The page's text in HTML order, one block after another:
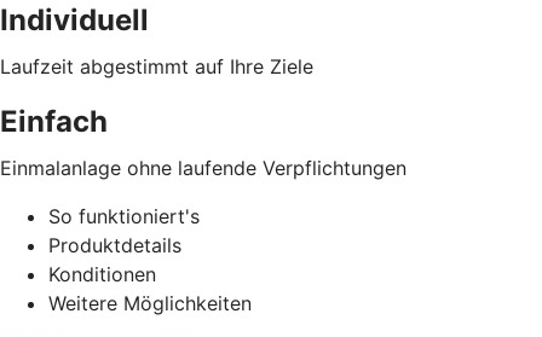
Individuell
Laufzeit abgestimmt auf Ihre Ziele
Einfach
Einmalanlage ohne laufende Verpflichtungen
So funktioniert's
Produktdetails
Konditionen
Weitere Möglichkeiten